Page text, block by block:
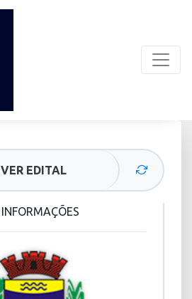
VER EDITAL
INFORMAÇÕES